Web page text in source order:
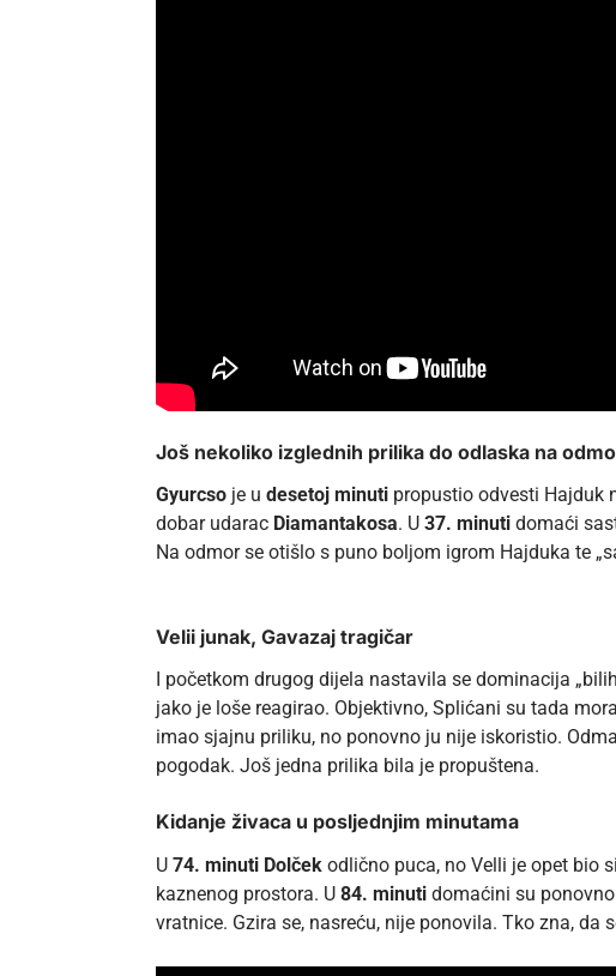
Još nekoliko izglednih prilika do odlaska na
Gyurcso je u desetoj minuti propustio odvesti Hajduk
dobar udarac Diamantakosa. U 37. minuti domaći
Na odmor se otišlo s puno boljom igrom Hajduka te
Velii junak, Gavazaj tragičar
I početkom drugog dijela nastavila se dominacija
jako je loše reagirao. Objektivno, Splićani su tada
imao sjajnu priliku, no ponovno ju nije iskoristio.
pogodak. Još jedna prilika bila je propuštena.
Kidanje živaca u posljednjim minutama
U 74. minuti Dolček odlično puca, no Velli je opet bio
kaznenog prostora. U 84. minuti domaćini su
vratnice. Gzira se, nasreću, nije ponovila. Tko zna,